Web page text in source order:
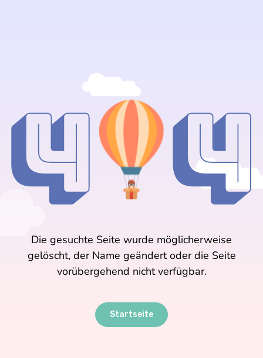
Die gesuchte Seite wurde möglicherweise
gelöscht, der Name geändert oder die Seite
vorübergehend nicht verfügbar.
Startseite